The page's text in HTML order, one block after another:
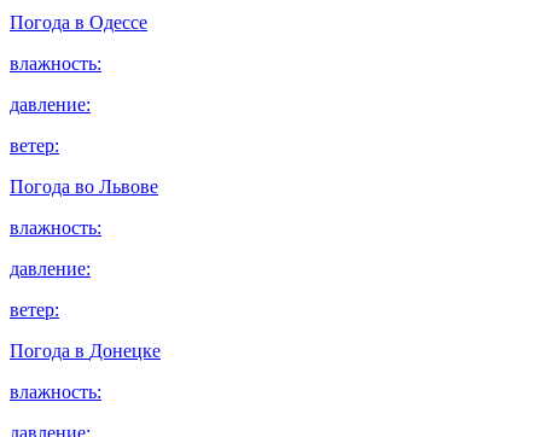
Погода в Одессе
влажность:
давление:
ветер:
Погода во Львове
влажность:
давление:
ветер:
Погода в Донецке
влажность: